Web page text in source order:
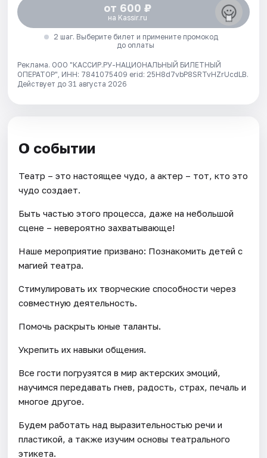
от 600 ₽
на Kassir.ru
2 шаг. Выберите билет и примените промокод
до оплаты
Реклама. ООО "КАССИР.РУ-НАЦИОНАЛЬНЫЙ БИЛЕТНЫЙ
ОПЕРАТОР", ИНН: 7841075409 erid: 25H8d7vbP8SRTvHZrUcdLB.
Действует до 31 августа 2026
О событии
Театр – это настоящее чудо, а актер – тот, кто это
чудо создает.
Быть частью этого процесса, даже на небольшой
сцене – невероятно захватывающе!
Наше мероприятие призвано: Познакомить детей с
магией театра.
Стимулировать их творческие способности через
совместную деятельность.
Помочь раскрыть юные таланты.
Укрепить их навыки общения.
Все гости погрузятся в мир актерских эмоций,
научимся передавать гнев, радость, страх, печаль и
многое другое.
Будем работать над выразительностью речи и
пластикой, а также изучим основы театрального
этикета.